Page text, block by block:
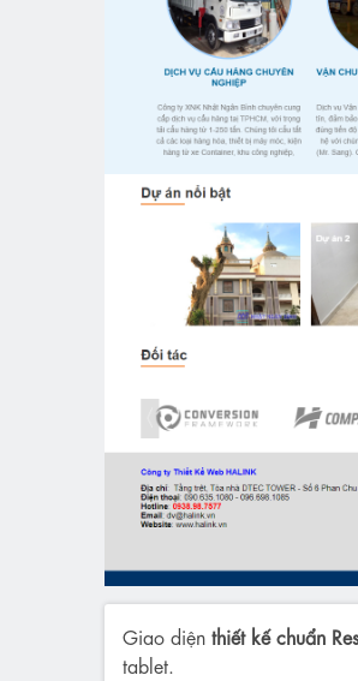
Giao diện thiết kế chuẩn
tablet.